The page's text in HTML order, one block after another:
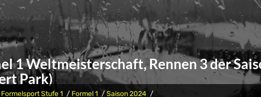
1 Weltmeisterschaft, Rennen 3 der
Park)
Formelsport Stufe 1 Formel 1
Saison 2024